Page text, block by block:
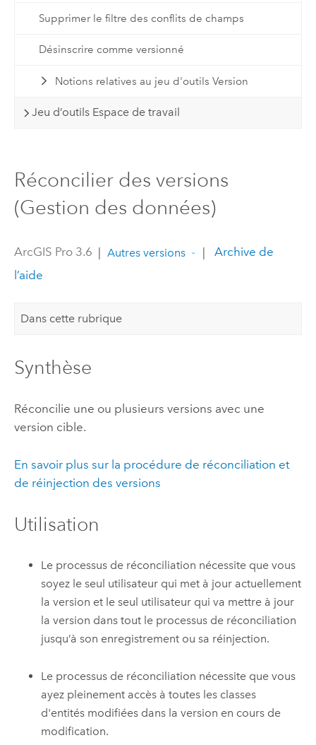
Supprimer le filtre des conflits de champs
Désinscrire comme versionné
Notions relatives au jeu d'outils Version
Jeu d’outils Espace de travail
Réconcilier des versions
(Gestion des données)
ArcGIS Pro 3.6 | Autres versions |
Archive de
l’aide
Dans cette rubrique
Synthèse
Réconcilie une ou plusieurs versions avec une
version cible.
En savoir plus sur la procédure de réconciliation et
de réinjection des versions
Utilisation
Le processus de réconciliation nécessite que vous
soyez le seul utilisateur qui met à jour actuellement
la version et le seul utilisateur qui va mettre à jour
la version dans tout le processus de réconciliation
jusqu’à son enregistrement ou sa réinjection.
Le processus de réconciliation nécessite que vous
ayez pleinement accès à toutes les classes
d'entités modifiées dans la version en cours de
modification.